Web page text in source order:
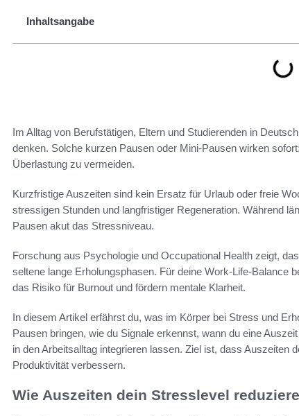
Inhaltsangabe
Im Alltag von Berufstätigen, Eltern und Studierenden in
denken. Solche kurzen Pausen oder Mini-Pausen wirken
Überlastung zu vermeiden.
Kurzfristige Auszeiten sind kein Ersatz für Urlaub oder freie
stressigen Stunden und langfristiger Regeneration. Während
Pausen akut das Stressniveau.
Forschung aus Psychologie und Occupational Health zeigt,
seltene lange Erholungsphasen. Für deine Work-Life-Balance
das Risiko für Burnout und fördern mentale Klarheit.
In diesem Artikel erfährst du, was im Körper bei Stress und
Pausen bringen, wie du Signale erkennst, wann du eine
in den Arbeitsalltag integrieren lassen. Ziel ist, dass Auszeiten
Produktivität verbessern.
Wie Auszeiten dein Stresslevel